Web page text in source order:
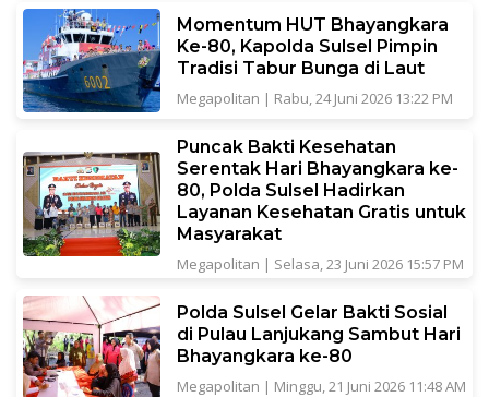
Momentum HUT Bhayangkara
Ke-80, Kapolda Sulsel Pimpin
Tradisi Tabur Bunga di Laut
Megapolitan | Rabu, 24 Juni 2026 13:22 PM
Puncak Bakti Kesehatan
Serentak Hari Bhayangkara ke-
80, Polda Sulsel Hadirkan
Layanan Kesehatan Gratis untuk
Masyarakat
Megapolitan | Selasa, 23 Juni 2026 15:57 PM
Polda Sulsel Gelar Bakti Sosial
di Pulau Lanjukang Sambut Hari
Bhayangkara ke-80
Megapolitan | Minggu, 21 Juni 2026 11:48 AM